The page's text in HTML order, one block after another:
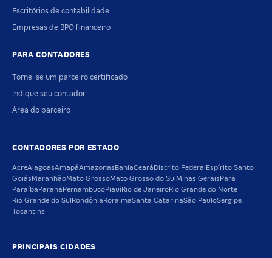
Escritórios de contabilidade
Empresas de BPO financeiro
PARA CONTADORES
Torne-se um parceiro certificado
Indique seu contador
Área do parceiro
CONTADORES POR ESTADO
AcreAlagoasAmapáAmazonas BahiaCeará Distrito Federal Espírito Santo
GoiásMaranhãoMato GrossoMato Grosso do Sul Minas Gerais Pará
Paraíba Paraná PernambucoPiauíRio de JaneiroRio Grande do Norte
Rio Grande do Sul Rondônia RoraimaSanta CatarinaSão PauloSergipe
Tocantins
PRINCIPAIS CIDADES